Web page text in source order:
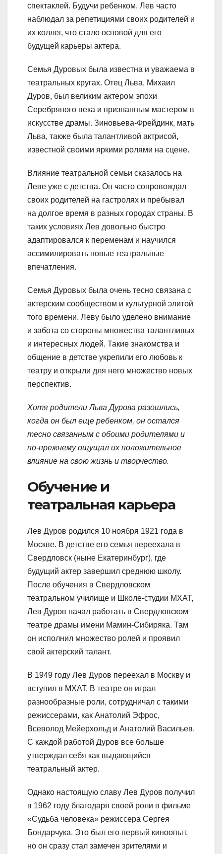
спектаклей. Будучи ребенком, Лев часто
наблюдал за репетициями своих родителей и
их коллег, что стало основой для его
будущей карьеры актера.
Семья Дуровых была известна и уважаема в
театральных кругах. Отец Льва, Михаил
Дуров, был великим актером эпохи
Серебряного века и признанным мастером в
искусстве драмы. Зиновьева-Фрейдинк, мать
Льва, также была талантливой актрисой,
известной своими яркими ролями на сцене.
Влияние театральной семьи сказалось на
Леве уже с детства. Он часто сопровождал
своих родителей на гастролях и пребывал
на долгое время в разных городах страны. В
таких условиях Лев довольно быстро
адаптировался к переменам и научился
ассимилировать новые театральные
впечатления.
Семья Дуровых была очень тесно связана с
актерским сообществом и культурной элитой
того времени. Леву было уделено внимание
и забота со стороны множества талантливых
и интересных людей. Такие знакомства и
общение в детстве укрепили его любовь к
театру и открыли для него множество новых
перспектив.
Хотя родители Льва Дурова разошлись,
когда он был еще ребенком, он остался
тесно связанным с обоими родителями и
по-прежнему ощущал их положительное
влияние на свою жизнь и творчество.
Обучение и
театральная карьера
Лев Дуров родился 10 ноября 1921 года в
Москве. В детстве его семья переехала в
Свердловск (ныне Екатеринбург), где
будущий актер завершил среднюю школу.
После обучения в Свердловском
театральном училище и Школе-студии МХАТ,
Лев Дуров начал работать в Свердловском
театре драмы имени Мамин-Сибиряка. Там
он исполнил множество ролей и проявил
свой актерский талант.
В 1949 году Лев Дуров переехал в Москву и
вступил в МХАТ. В театре он играл
разнообразные роли, сотрудничал с такими
режиссерами, как Анатолий Эфрос,
Всеволод Мейерхольд и Анатолий Васильев.
С каждой работой Дуров все больше
утверждал себя как выдающийся
театральный актер.
Однако настоящую славу Лев Дуров получил
в 1962 году благодаря своей роли в фильме
«Судьба человека» режиссера Сергея
Бондарчука. Это был его первый киноопыт,
но он сразу стал замечен зрителями и